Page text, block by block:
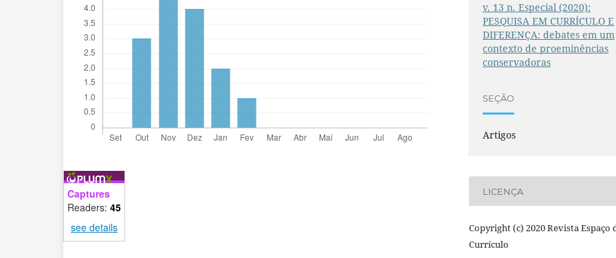
Captures
Readers: 45
see details
v. 13 n. Especial (2020):
PESQUISA EM CURRÍCULO E
DIFERENÇA: debates em um
contexto de proeminências
conservadoras
SEÇÃO
Artigos
LICENÇA
Copyright (c) 2020 Revista Espaço
Currículo